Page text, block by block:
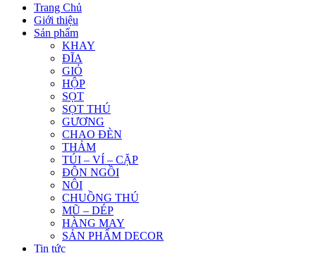
Trang Chủ
Giới thiệu
Sản phẩm
KHAY
ĐĨA
GIỎ
HỘP
SỌT
SỌT THÚ
GƯƠNG
CHAO ĐÈN
THẢM
TÚI – VÍ – CẶP
ĐÔN NGỒI
NÔI
CHUỒNG THÚ
MŨ – DÉP
HÀNG MAY
SẢN PHẨM DECOR
Tin tức